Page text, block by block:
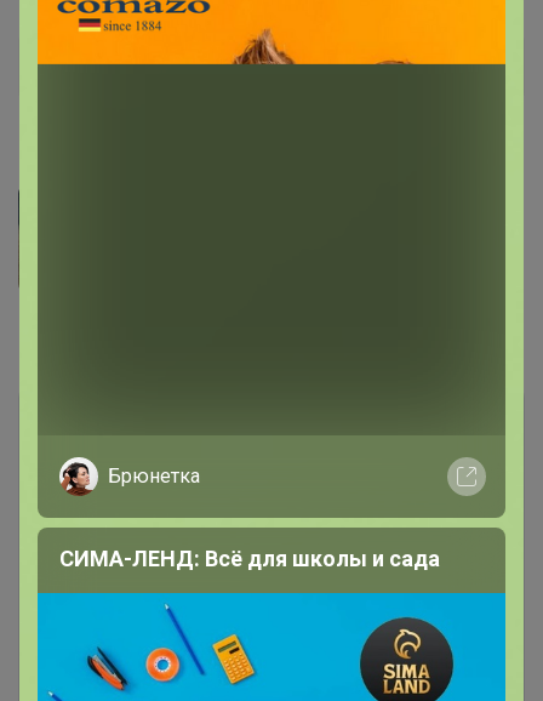
Дополнительная информация
авторизоваться на сайте!
Это займет меньше минуты
Брюнетка
СИМА-ЛЕНД: Всё для школы и сада